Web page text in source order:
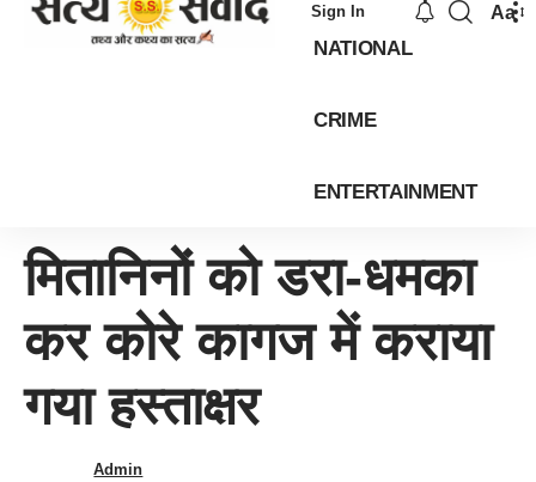
NATIONAL
CRIME
ENTERTAINMENT
Sign In Aa
मितानिनों को डरा-धमका
कर कोरे कागज में कराया
गया हस्ताक्षर
Admin